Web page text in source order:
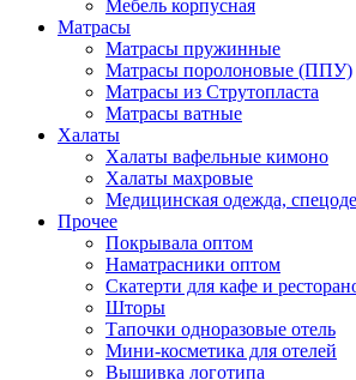
Мебель корпусная
Матрасы
Матрасы пружинные
Матрасы поролоновые (ППУ)
Матрасы из Струтопласта
Матрасы ватные
Халаты
Халаты вафельные кимоно
Халаты махровые
Медицинская одежда,
Прочее
Покрывала оптом
Наматрасники оптом
Скатерти для кафе и
Шторы
Тапочки одноразовые отель
Мини-косметика для отелей
Вышивка логотипа